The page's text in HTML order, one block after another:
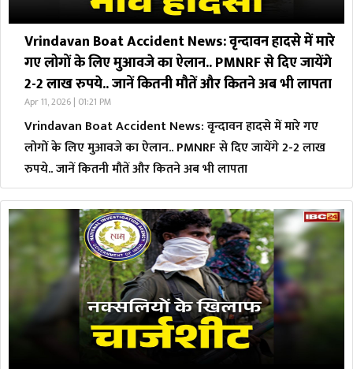
Vrindavan Boat Accident News: वृन्दावन हादसे में मारे
गए लोगों के लिए मुआवजे का ऐलान.. PMNRF से दिए जायेंगे
2-2 लाख रुपये.. जानें कितनी मौतें और कितने अब भी लापता
Apr 11, 2026 | 01:21 PM
Vrindavan Boat Accident News: वृन्दावन हादसे में मारे गए
लोगों के लिए मुआवजे का ऐलान.. PMNRF से दिए जायेंगे 2-2 लाख
रुपये.. जानें कितनी मौतें और कितने अब भी लापता